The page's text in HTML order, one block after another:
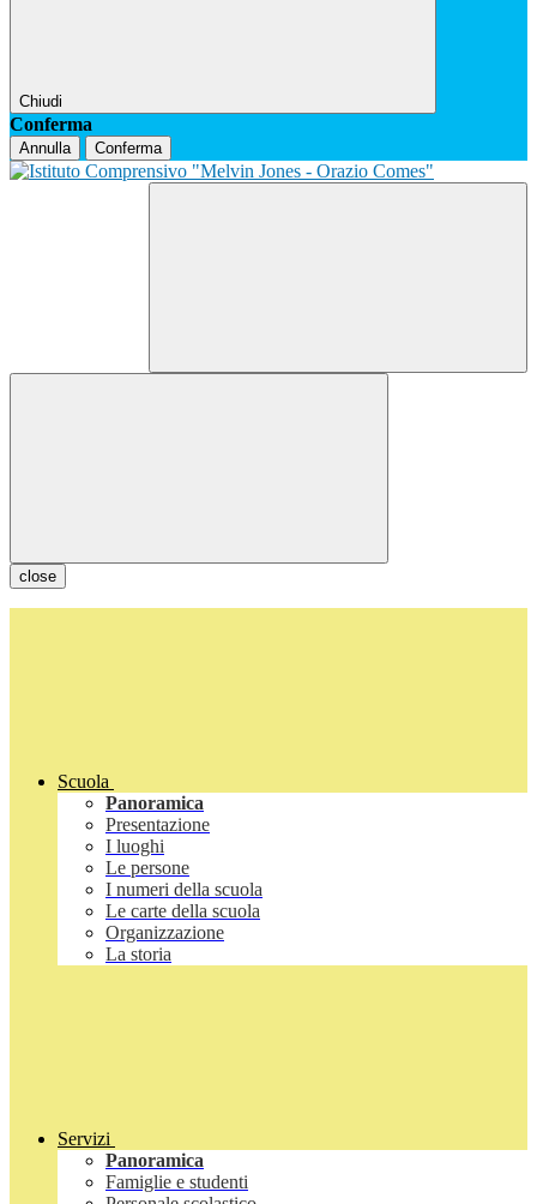
Chiudi
Conferma
Annulla Conferma
close
Scuola
Panoramica
Presentazione
I luoghi
Le persone
I numeri della scuola
Le carte della scuola
Organizzazione
La storia
Servizi
Panoramica
Famiglie e studenti